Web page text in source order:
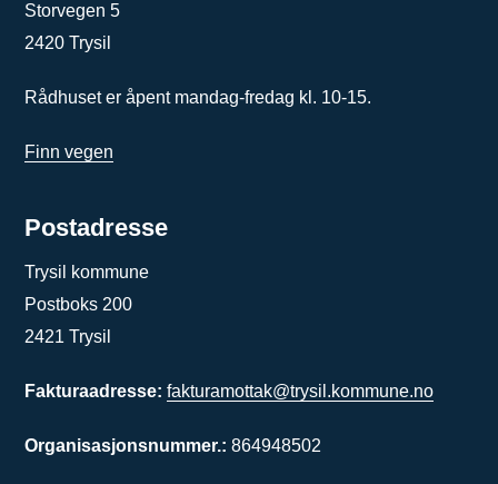
Storvegen 5
2420 Trysil
Rådhuset er åpent mandag-fredag kl. 10-15.
Finn vegen
Postadresse
Trysil kommune
Postboks 200
2421 Trysil
Fakturaadresse:fakturamottak@trysil.kommune.no
Organisasjonsnummer.:864948502